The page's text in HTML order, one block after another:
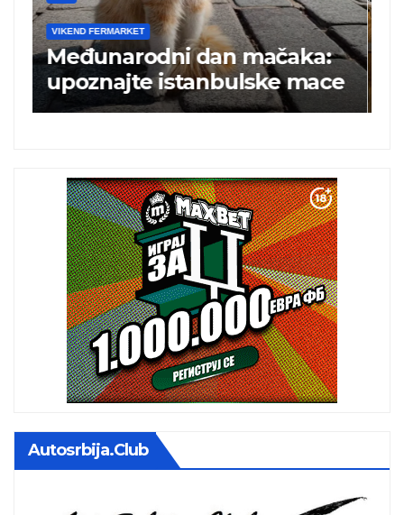
VIKEND FERMARKET
Međunarodni dan mačaka:
upoznajte istanbulske mace
Autosrbija.club